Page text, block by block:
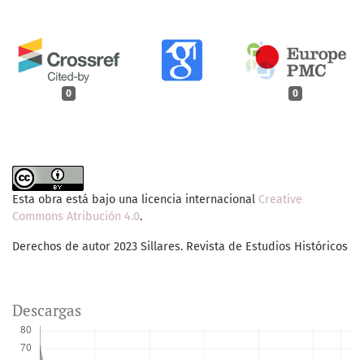
0 0
Esta obra está bajo una licencia internacional Creative
Commons Atribución 4.0.
Derechos de autor 2023 Sillares. Revista de Estudios Históricos
Descargas